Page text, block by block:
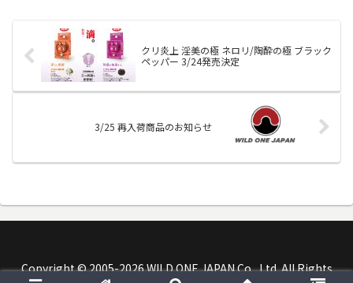
クリ炎上 淫美の極 ネロリ/陶酔の極 ブラック
ペッパー 3/24発売決定
3/25 再入荷商品のお知らせ
Copyright © 2005-2026 WILD ONE JAPAN Co., Ltd. All Rights